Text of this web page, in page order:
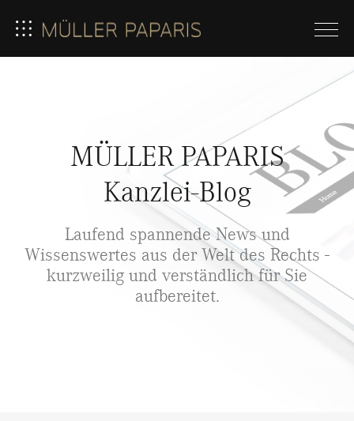
MÜLLER PAPARIS
Kanzlei-Blog
Laufend spannende News und
Wissenswertes aus der Welt des Rechts -
kurzweilig und verständlich für Sie
aufbereitet.